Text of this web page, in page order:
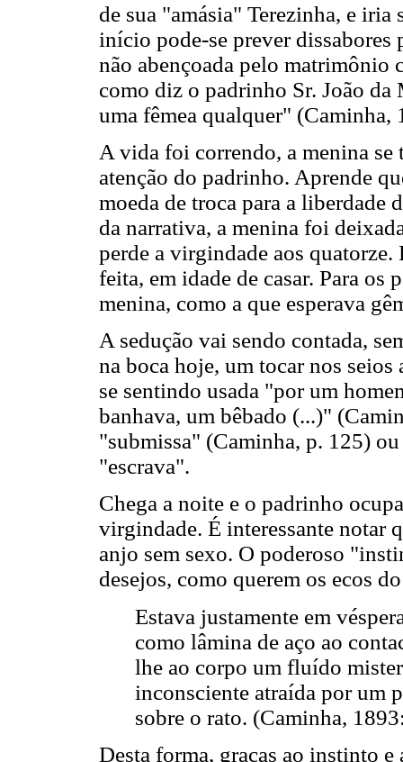
de sua "amásia" Terezinha, e iria
início pode-se prever dissabores
não abençoada pelo matrimônio
como diz o padrinho Sr. João da
uma fêmea qualquer" (Caminha,
A vida foi correndo, a menina se
atenção do padrinho. Aprende
moeda de troca para a
da narrativa, a menina foi
perde a virgindade aos quatorze.
feita, em idade de casar. Para os
menina, como a que esperava
A sedução vai sendo contada,
na boca hoje, um tocar nos seios
se sentindo usada "por um
banhava, um bêbado (...)"
"submissa" (Caminha, p. 125)
"escrava".
Chega a noite e o padrinho
virgindade. É interessante notar
anjo sem sexo. O poderoso
desejos, como querem os ecos
Estava justamente em
como lâmina de aço ao
lhe ao corpo um fluído
inconsciente atraída por um
sobre o rato. (Caminha,
Desta forma, graças ao instinto